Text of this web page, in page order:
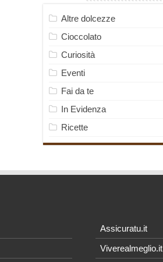
Altre dolcezze
Cioccolato
Curiosità
Eventi
Fai da te
In Evidenza
Ricette
Assicuratu.it
Viverealmeglio.it